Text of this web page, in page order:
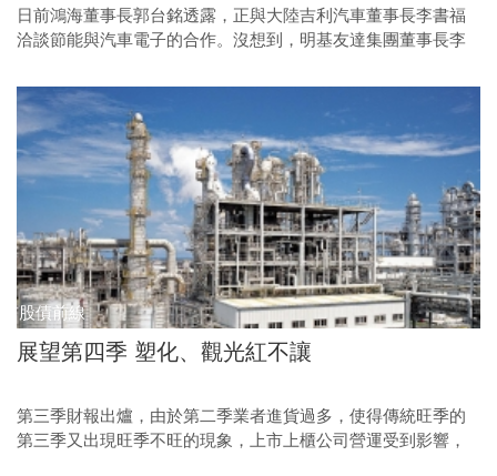
日前鴻海董事長郭台銘透露，正與大陸吉利汽車董事長李書福
洽談節能與汽車電子的合作。沒想到，明基友達集團董事長李
品牌奇瑞汽車的子公司奇瑞電子，合資設立達尼特材料科技公
司，共同研發電動車的電池隔離膜元件，並預計從二○一二年
開始試產。這一回合的較勁，李焜耀略占上風。
股債前線
展望第四季 塑化、觀光紅不讓
第三季財報出爐，由於第二季業者進貨過多，使得傳統旺季的
第三季又出現旺季不旺的現象，上市上櫃公司營運受到影響，